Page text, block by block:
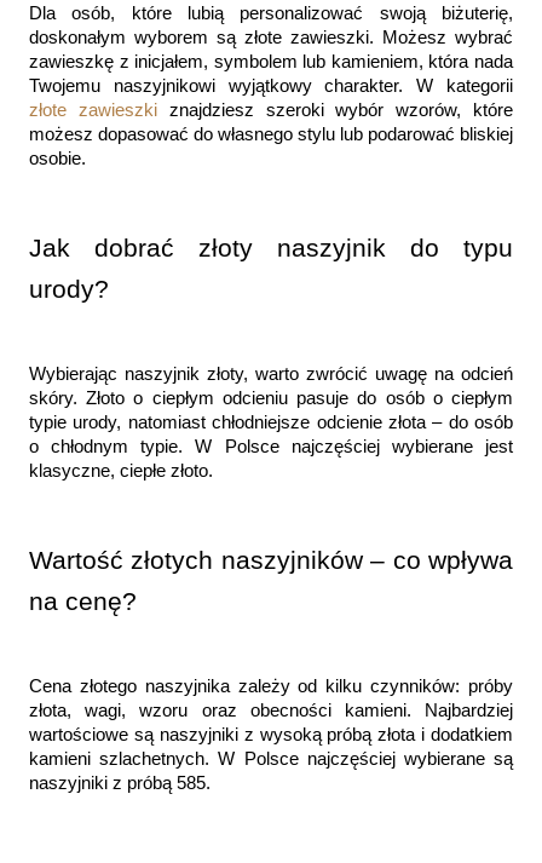
Dla osób, które lubią personalizować swoją biżuterię,
doskonałym wyborem są złote zawieszki. Możesz wybrać
zawieszkę z inicjałem, symbolem lub kamieniem, która nada
złote zawieszki znajdziesz szeroki wybór wzorów, które
możesz dopasować do własnego stylu lub podarować bliskiej
osobie.
Jak dobrać złoty naszyjnik do typu
urody?
Wybierając naszyjnik złoty, warto zwrócić uwagę na odcień
skóry. Złoto o ciepłym odcieniu pasuje do osób o ciepłym
typie urody, natomiast chłodniejsze odcienie złota – do osób
o chłodnym typie. W Polsce najczęściej wybierane jest
klasyczne, ciepłe złoto.
Wartość złotych naszyjników – co wpływa
na cenę?
Cena złotego naszyjnika zależy od kilku czynników: próby
złota, wagi, wzoru oraz obecności kamieni. Najbardziej
wartościowe są naszyjniki z wysoką próbą złota i dodatkiem
kamieni szlachetnych. W Polsce najczęściej wybierane są
naszyjniki z próbą 585.